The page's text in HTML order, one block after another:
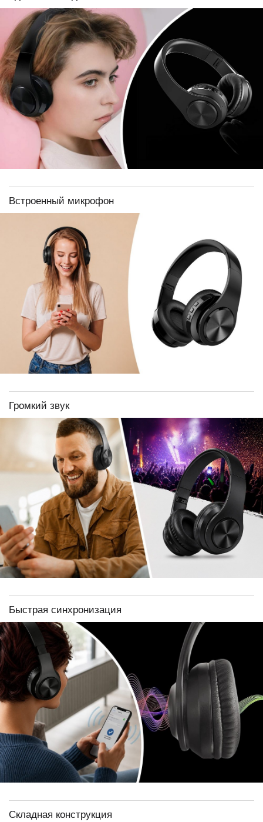
Встроенный микрофон
Громкий звук
Быстрая синхронизация
Складная конструкция